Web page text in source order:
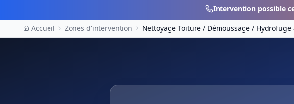
Intervention possible
Accueil Zones d'intervention Nettoyage Toiture / Démoussage / Hydrofuge